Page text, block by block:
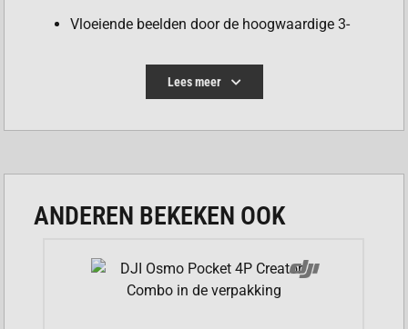
Vloeiende beelden door de hoogwaardige 3-
Snel aan de slag dankzij de magnetische
telefoonklem.
optimaal gebruiksgemak.
creativiteit.
Lees meer
ANDEREN BEKEKEN OOK